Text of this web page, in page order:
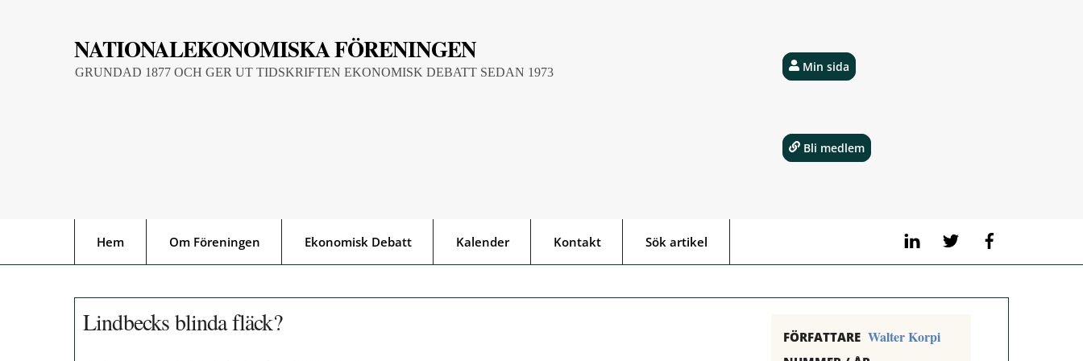
NATIONALEKONOMISKA FÖRENINGEN
GRUNDAD 1877 OCH GER UT TIDSKRIFTEN EKONOMISK DEBATT SEDAN 1973
LinkedIn Twitter
Hem Om Föreningen Ekonomisk Debatt Kalender Kontakt Sök artikel
Min sida
Bli medlem
Lindbecks blinda fläck? FÖRFATTARE Walter Korpi